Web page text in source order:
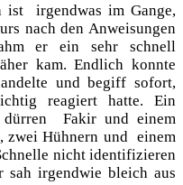
ist irgendwas im Gange,
nach den Anweisungen
er ein sehr schnell
kam. Endlich konnte
und begiff sofort,
reagiert hatte. Ein
dürren Fakir und einem
zwei Hühnern und einem
nicht identifizieren
irgendwie bleich aus